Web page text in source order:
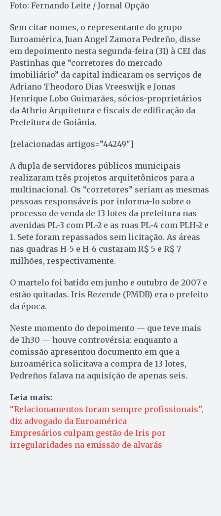
Foto: Fernando Leite / Jornal Opção
Sem citar nomes, o representante do grupo
Euroamérica, Juan Angel Zamora Pedreño, disse
em depoimento nesta segunda-feira (31) à CEI das
Pastinhas que “corretores do mercado
imobiliário” da capital indicaram os serviços de
Adriano Theodoro Dias Vreeswijk e Jonas
Henrique Lobo Guimarães, sócios-proprietários
da Athrio Arquitetura e fiscais de edificação da
Prefeitura de Goiânia.
[relacionadas artigos=”44249″]
A dupla de servidores públicos municipais
realizaram três projetos arquitetônicos para a
multinacional. Os “corretores” seriam as mesmas
pessoas responsáveis por informa-lo sobre o
processo de venda de 13 lotes da prefeitura nas
avenidas PL-3 com PL-2 e as ruas PL-4 com PLH-2 e
1. Sete foram repassados sem licitação. As áreas
nas quadras H-5 e H-6 custaram R$ 5 e R$ 7
milhões, respectivamente.
O martelo foi batido em junho e outubro de 2007 e
estão quitadas. Iris Rezende (PMDB) era o prefeito
da época.
Neste momento do depoimento — que teve mais
de 1h30 — houve controvérsia: enquanto a
comissão apresentou documento em que a
Euroamérica solicitava a compra de 13 lotes,
Pedreños falava na aquisição de apenas seis.
Leia mais:
“Relacionamentos foram sempre profissionais”,
diz advogado da Euroamérica
Empresários culpam gestão de Iris por
irregularidades na emissão de alvarás